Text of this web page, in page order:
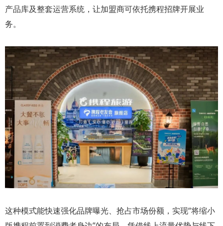
产品库及整套运营系统，让加盟商可依托携程招牌开展业
务。
这种模式能快速强化品牌曝光、抢占市场份额，实现“将缩小